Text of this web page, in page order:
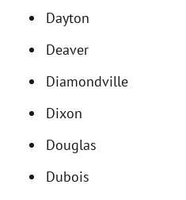
Dayton
Deaver
Diamondville
Dixon
Douglas
Dubois